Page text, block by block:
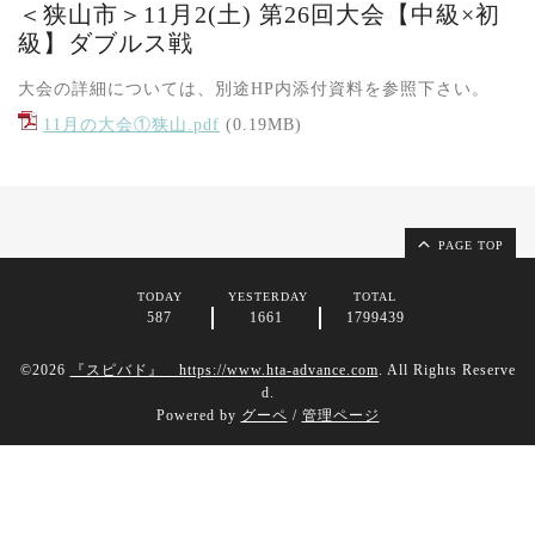
＜狭山市＞11月2(土) 第26回大会【中級×初
級】ダブルス戦
大会の詳細については、別途HP内添付資料を参照下さい。
11月の大会①狭山.pdf (0.19MB)
PAGE TOP
TODAY
587
YESTERDAY
1661
TOTAL
1799439
©2026 『スピバド』 https://www.hta-advance.com. All Rights Reserve
d.
Powered by グーペ / 管理ページ